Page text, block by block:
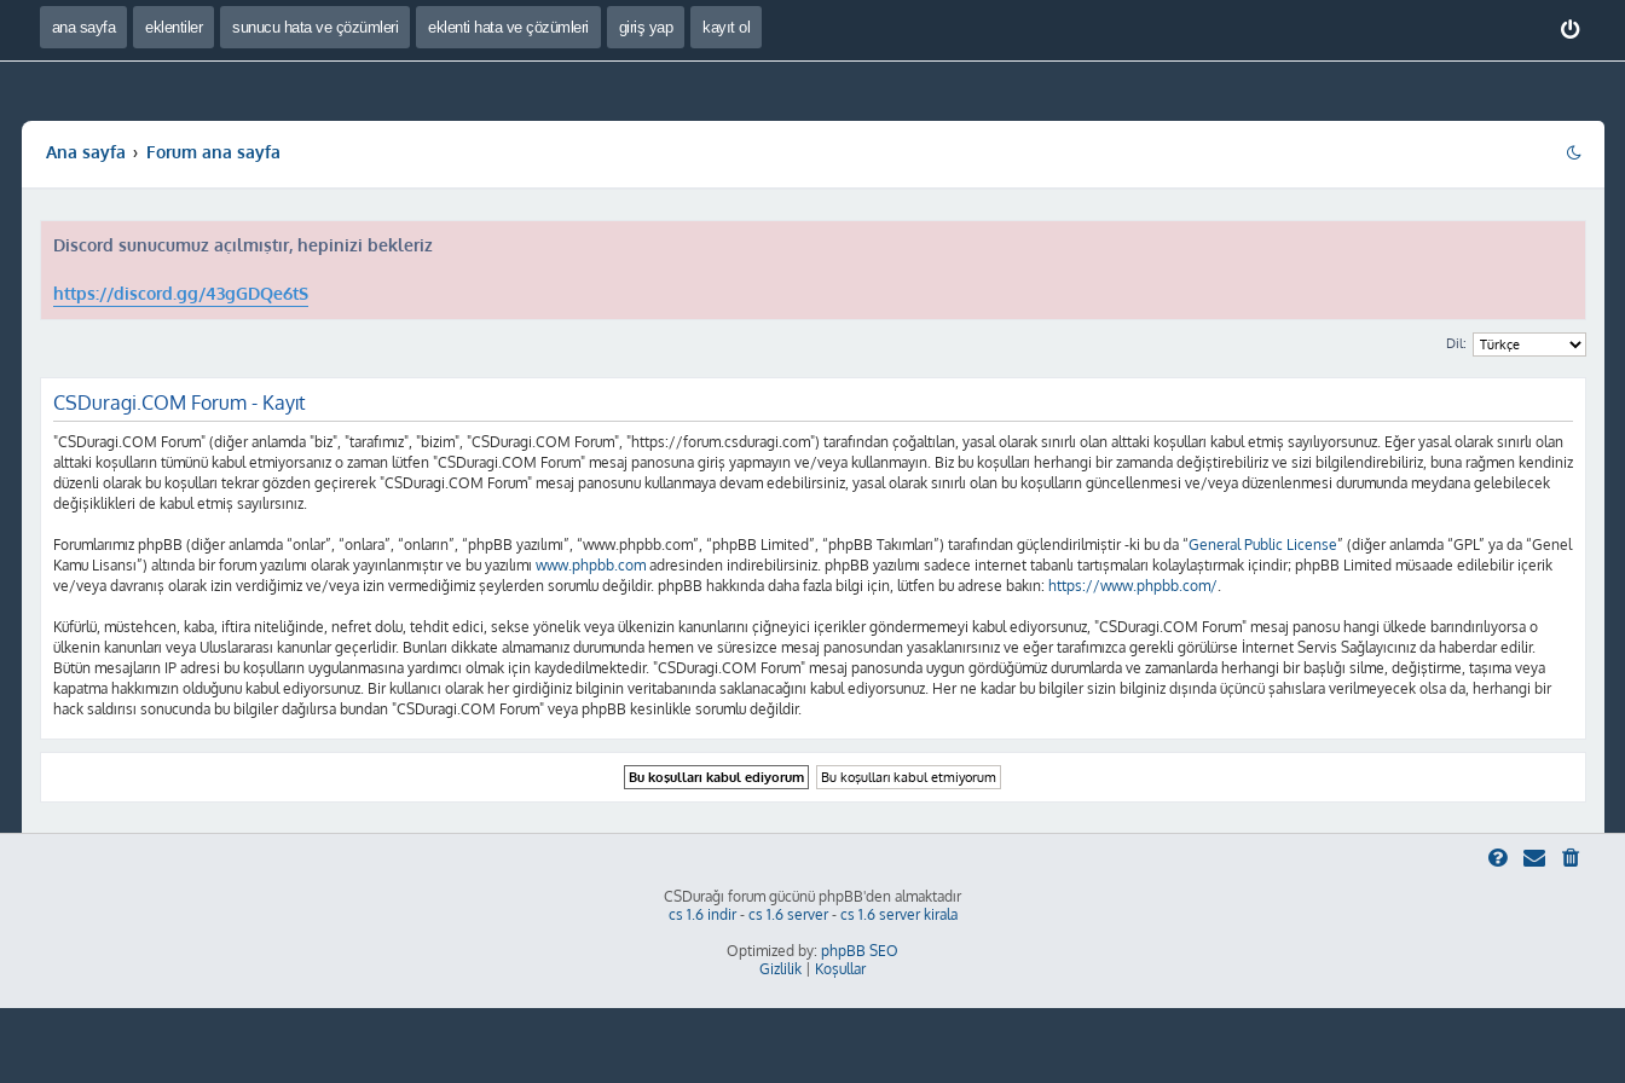
ana sayfa eklentiler sunucu hata ve çözümleri eklenti hata ve çözümleri giriş yap kayıt ol
Ana sayfa Forum ana sayfa
Discord sunucumuz açılmıştır, hepinizi bekleriz
https://discord.gg/43gGDQe6tS
Dil:
CSDuragi.COM Forum - Kayıt
"CSDuragi.COM Forum" (diğer anlamda "biz", "tarafımız", "bizim", "CSDuragi.COM Forum", "https://forum.csduragi.com") tarafından çoğaltılan, yasal olarak sınırlı olan alttaki koşulları kabul etmiş sayılıyorsunuz. Eğer yasal olarak sınırlı olan
alttaki koşulların tümünü kabul etmiyorsanız o zaman lütfen "CSDuragi.COM Forum" mesaj panosuna giriş yapmayın ve/veya kullanmayın. Biz bu koşulları herhangi bir zamanda değiştirebiliriz ve sizi bilgilendirebiliriz, buna rağmen kendiniz
düzenli olarak bu koşulları tekrar gözden geçirerek "CSDuragi.COM Forum" mesaj panosunu kullanmaya devam edebilirsiniz, yasal olarak sınırlı olan bu koşulların güncellenmesi ve/veya düzenlenmesi durumunda meydana gelebilecek
değişiklikleri de kabul etmiş sayılırsınız.
Forumlarımız phpBB (diğer anlamda “onlar”, “onlara”, “onların”, “phpBB yazılımı”, “www.phpbb.com”, “phpBB Limited”, “phpBB Takımları”) tarafından güçlendirilmiştir -ki bu da “General Public License” (diğer anlamda “GPL” ya da “Genel
Kamu Lisansı”) altında bir forum yazılımı olarak yayınlanmıştır ve bu yazılımı www.phpbb.comadresinden indirebilirsiniz. phpBB yazılımı sadece internet tabanlı tartışmaları kolaylaştırmak içindir; phpBB Limited müsaade edilebilir içerik
ve/veya davranış olarak izin verdiğimiz ve/veya izin vermediğimiz şeylerden sorumlu değildir. phpBB hakkında daha fazla bilgi için, lütfen bu adrese bakın: https://www.phpbb.com/
Küfürlü, müstehcen, kaba, iftira niteliğinde, nefret dolu, tehdit edici, sekse yönelik veya ülkenizin kanunlarını çiğneyici içerikler göndermemeyi kabul ediyorsunuz, "CSDuragi.COM Forum" mesaj panosu hangi ülkede barındırılıyorsa o
ülkenin kanunları veya Uluslararası kanunlar geçerlidir. Bunları dikkate almamanız durumunda hemen ve süresizce mesaj panosundan yasaklanırsınız ve eğer tarafımızca gerekli görülürse İnternet Servis Sağlayıcınız da haberdar edilir.
Bütün mesajların IP adresi bu koşulların uygulanmasına yardımcı olmak için kaydedilmektedir. "CSDuragi.COM Forum" mesaj panosunda uygun gördüğümüz durumlarda ve zamanlarda herhangi bir başlığı silme, değiştirme, taşıma veya
kapatma hakkımızın olduğunu kabul ediyorsunuz. Bir kullanıcı olarak her girdiğiniz bilginin veritabanında saklanacağını kabul ediyorsunuz. Her ne kadar bu bilgiler sizin bilginiz dışında üçüncü şahıslara verilmeyecek olsa da, herhangi bir
hack saldırısı sonucunda bu bilgiler dağılırsa bundan "CSDuragi.COM Forum" veya phpBB kesinlikle sorumlu değildir.
CSDurağı forum gücünü phpBB'den almaktadır
cs 1.6 indir- cs 1.6 server- cs 1.6 server kirala
Optimized by: phpBB SEO
Gizlilik | Koşullar